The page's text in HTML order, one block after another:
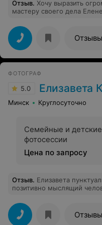
Отзыв. Хочу выразить
мастеру своего дела
потрясающие, не смотря
Фото были готовы в срок и
небольшой подарочек))
пожалеете, что выбрали
замечательные мастера
Отзывы
ФОТОГРАФ
5.0 Елизавета
Минск Круглосуточно
Семейные и детские
фотосессии
Цена по запросу
Отзыв. Елизавета
позитивно мыслящий
благодарен Вам за вашу
довольна моя любимая
Отзывы